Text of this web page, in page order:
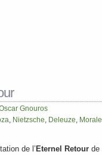
Gnouros
, Nietzsche, Deleuze, Morale
de l’ Eternel Retour de